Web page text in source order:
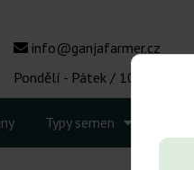
info@ganjafarmer.cz
Pondělí - Pátek / 10:00 - 16:00
Typy semen